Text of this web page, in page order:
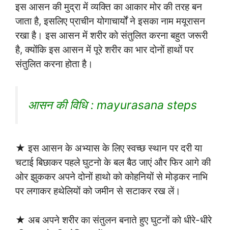
इस आसन की मुद्रा में व्यक्ति का आकार मोर की तरह बन
जाता है, इसलिए प्राचीन योगाचार्यों ने इसका नाम मयूरासन
रखा है। इस आसन में शरीर को संतुलित करना बहुत जरूरी
है, क्योंकि इस आसन में पूरे शरीर का भार दोनों हाथों पर
संतुलित करना होता है।
आसन की विधि : mayurasana steps
★ इस आसन के अभ्यास के लिए स्वच्छ स्थान पर दरी या
चटाई बिछाकर पहले घुटनो के बल बैठ जाएं और फिर आगे की
ओर झुककर अपने दोनों हाथो को कोहनियों से मोड़कर नाभि
पर लगाकर हथेलियों को जमीन से सटाकर रख लें।
★ अब अपने शरीर का संतुलन बनाते हुए घुटनों को धीरे-धीरे